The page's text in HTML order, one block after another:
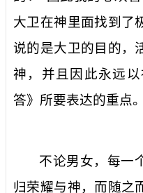
大卫在神里面找到了
说的是大卫的目的，
神，并且因此永远
答》所要表达的重点。
不论男女，每一
归荣耀与神，而随之